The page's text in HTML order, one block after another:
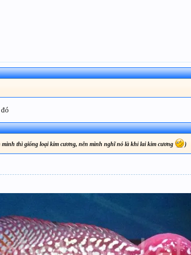
thì giống loại kim cương, nên mình nghĩ nó là khỉ lai kim cương )